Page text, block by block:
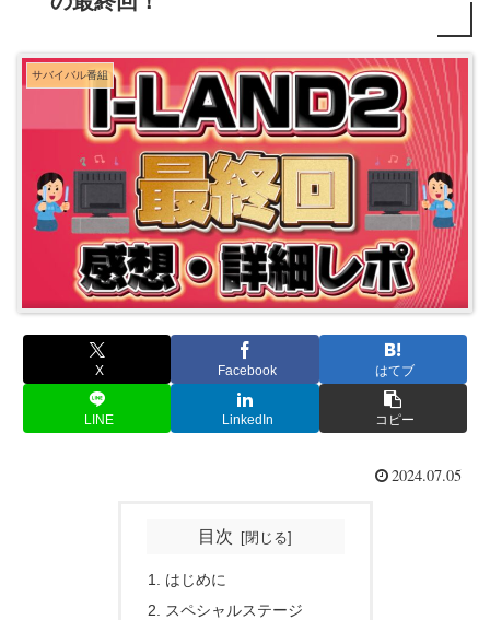
サバイバル番組
X Facebook はてブ
LINE LinkedIn コピー
2024.07.05
目次
はじめに
スペシャルステージ